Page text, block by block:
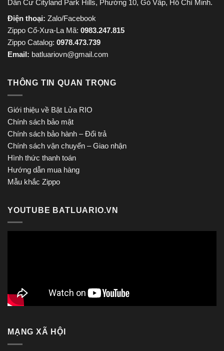
Dân Cư Cityland Park Hills, Phường 10, Gò Vấp, Hồ Chí Minh.
Điện thoại: Zalo/Facebook
Zippo Cổ-Xưa-La Mã: 0983.247.815
Zippo Catalog: 0978.473.739
Email: batluariovn@gmail.com
THÔNG TIN QUAN TRỌNG
Giới thiệu về Bật Lửa RIO
Chính sách bảo mật
Chính sách bảo hành – Đổi trả
Chính sách vận chuyển – Giao nhận
Hình thức thanh toán
Hướng dẫn mua hàng
Mẫu khắc Zippo
YOUTUBE BATLUARIO.VN
MẠNG XÃ HỘI